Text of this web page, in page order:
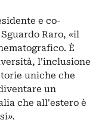
e co-
Raro, «il
È
l'inclusione
uniche che
un
che all'estero è
».